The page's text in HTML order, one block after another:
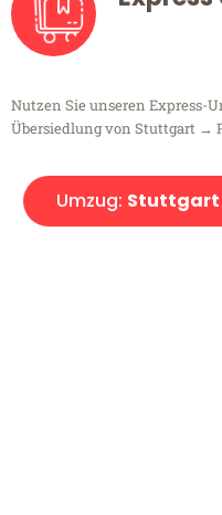
Nutzen Sie unseren Express-
Übersiedlung von Stuttgart →
Umzug: Stuttgart